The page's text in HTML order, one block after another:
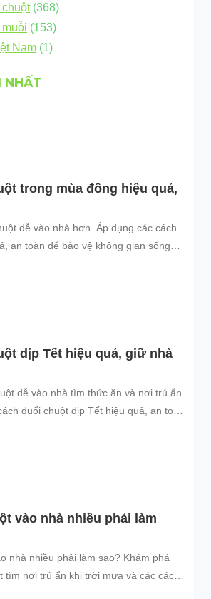
(368)
(153)
Nam (1)
NHẤT
trong mùa đông hiệu quả,
dễ vào nhà hơn. Áp dụng các cách
an toàn để bảo vệ không gian sống
dịp Tết hiệu quả, giữ nhà
dễ vào nhà tìm thức ăn và nơi trú ẩn.
đuổi chuột dịp Tết hiệu quả, an toàn
an tâm.
vào nhà nhiều phải làm
nhà nhiều phải làm sao? Khám phá
tìm nơi trú ẩn khi trời mưa và các cách